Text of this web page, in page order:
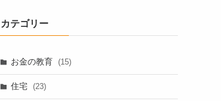
カテゴリー
お金の教育 (15)
住宅 (23)